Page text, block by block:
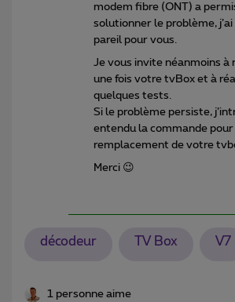
modem fibre (ONT) a
solutionner le problème,
pareil pour vous.
Je vous invite néanmoins à
une fois votre tvBox et à
quelques tests.
Si le problème persiste,
entendu la commande pour
remplacement de votre
Merci 😉
décodeur TV Box V7
1 personne aime